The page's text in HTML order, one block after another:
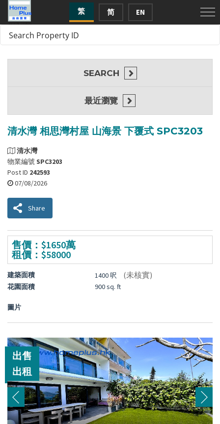
繁 简 EN
清水灣 相思灣村屋 山海景 下覆式 SPC3203
清水灣
物業編號SPC3203
Post ID 242593
07/08/2026
Share
售價：$1650萬
租價：$58000
建築面積 1400 呎 (未核實)
花園面積 900 sq. ft
圖片
出售
出租
SEARCH
最近瀏覽